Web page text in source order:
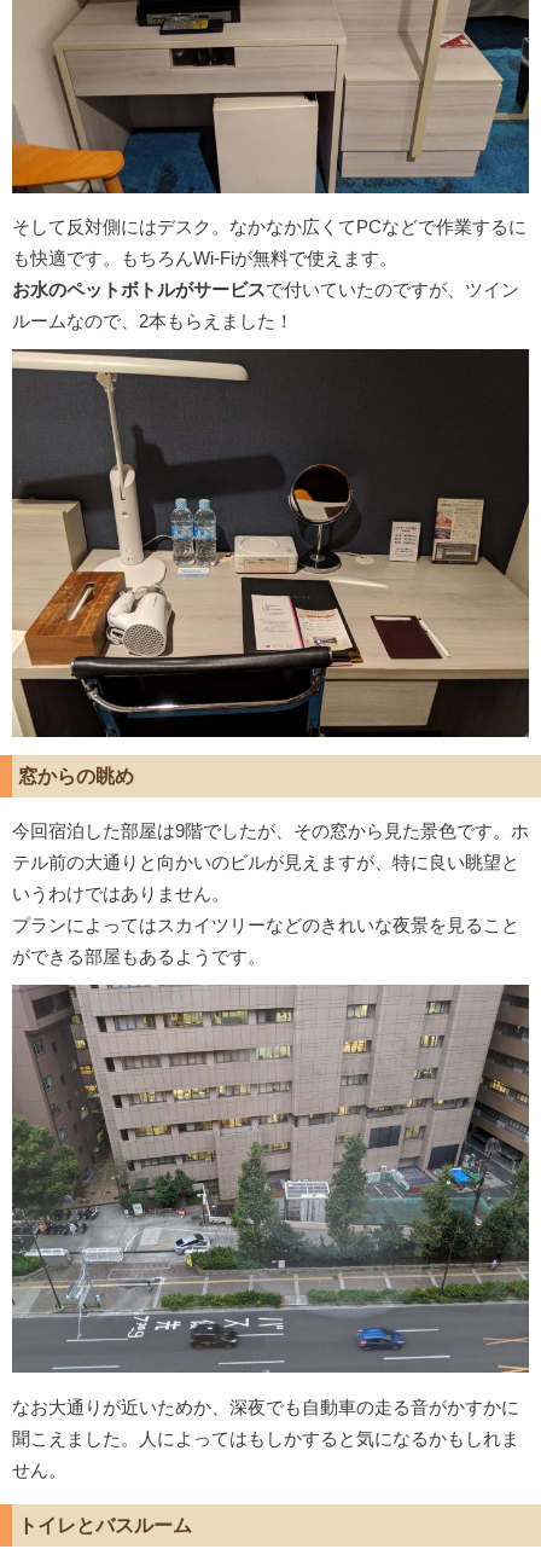
そして反対側にはデスク。なかなか広くてPCなどで作業するに
も快適です。もちろんWi-Fiが無料で使えます。
お水のペットボトルがサービスで付いていたのですが、ツイン
ルームなので、2本もらえました！
窓からの眺め
今回宿泊した部屋は9階でしたが、その窓から見た景色です。ホ
テル前の大通りと向かいのビルが見えますが、特に良い眺望と
いうわけではありません。
プランによってはスカイツリーなどのきれいな夜景を見ること
ができる部屋もあるようです。
なお大通りが近いためか、深夜でも自動車の走る音がかすかに
聞こえました。人によってはもしかすると気になるかもしれま
せん。
トイレとバスルーム